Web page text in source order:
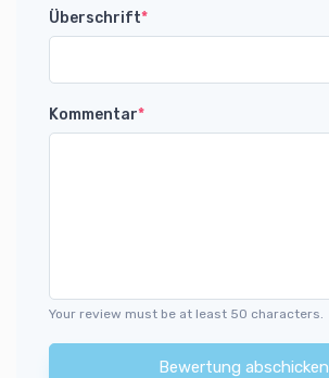
Überschrift*
Kommentar*
Your review must be at least 50 characters.
Bewertung abschicken